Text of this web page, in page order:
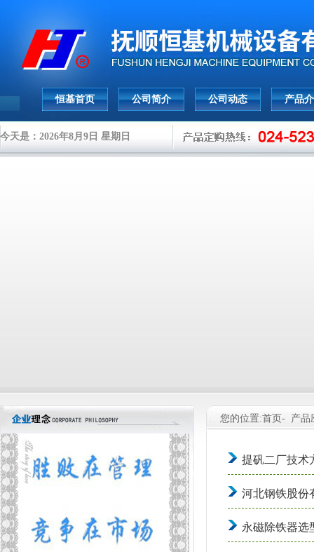
恒基首页 公司简介 公司动态 产品
今天是：2026年8月9日 星期日
您的位置:首页- 产品
提矾二厂技术
河北钢铁股份
永磁除铁器选